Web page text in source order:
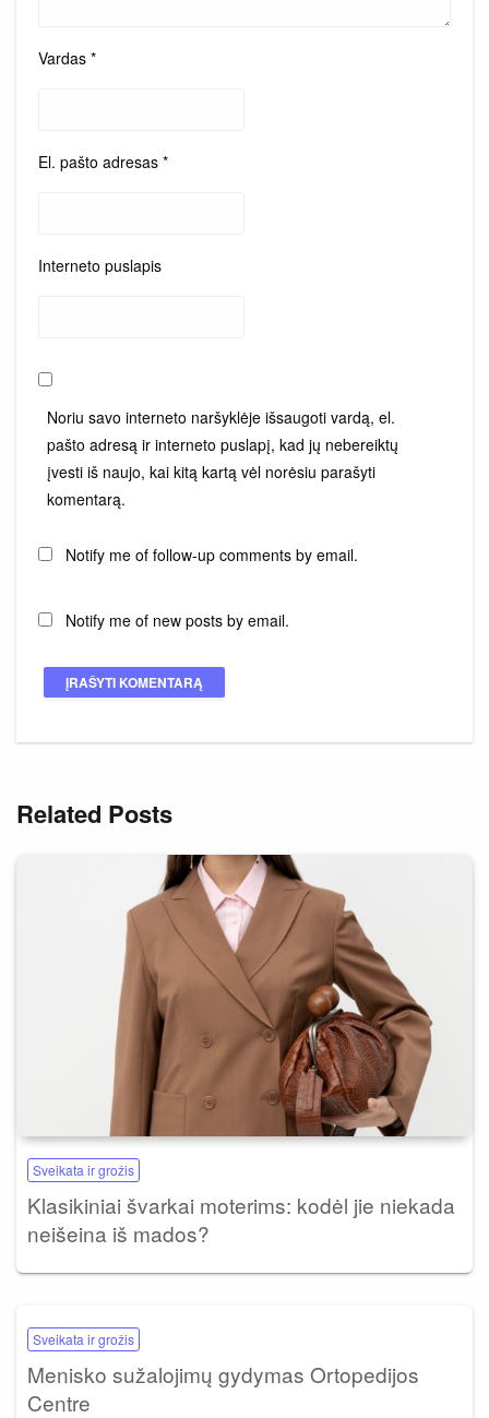
Vardas *
El. pašto adresas *
Interneto puslapis
Noriu savo interneto naršyklėje išsaugoti vardą, el.
pašto adresą ir interneto puslapį, kad jų nebereiktų
įvesti iš naujo, kai kitą kartą vėl norėsiu parašyti
komentarą.
Notify me of follow-up comments by email.
Notify me of new posts by email.
Related Posts
Sveikata ir grožis
Klasikiniai švarkai moterims: kodėl jie niekada
neišeina iš mados?
Sveikata ir grožis
Menisko sužalojimų gydymas Ortopedijos
Centre